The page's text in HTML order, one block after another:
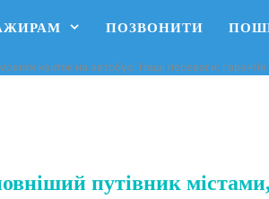
ПОЗВОНИТИ
квиток на автобус. Наші переваги:
путівник